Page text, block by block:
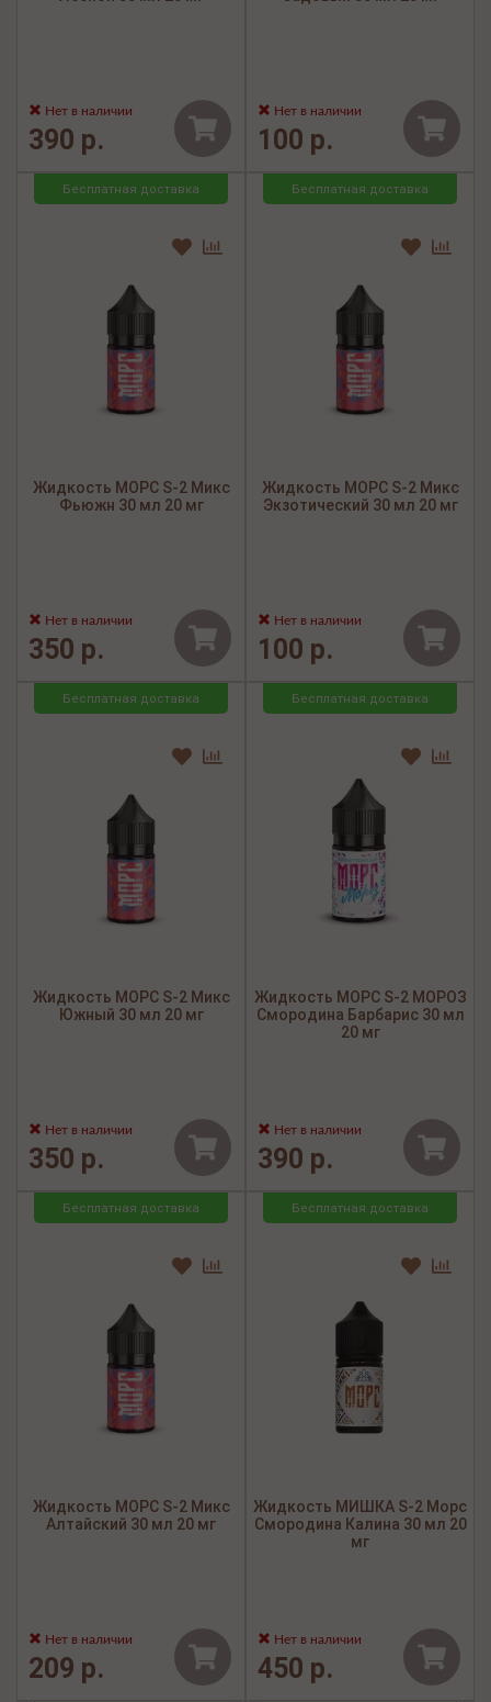
Нет в наличии
390 р.
Нет в наличии
100 р.
Бесплатная доставка
Жидкость МОРС S-2 Микс
Фьюжн 30 мл 20 мг
Нет в наличии
350 р.
Бесплатная доставка
Жидкость МОРС S-2 Микс
Экзотический 30 мл 20 мг
Нет в наличии
100 р.
Бесплатная доставка
Жидкость МОРС S-2 Микс
Южный 30 мл 20 мг
Нет в наличии
350 р.
Бесплатная доставка
Жидкость МОРС S-2 МОРОЗ
Смородина Барбарис 30 мл
20 мг
Нет в наличии
390 р.
Бесплатная доставка
Жидкость МОРС S-2 Микс
Алтайский 30 мл 20 мг
Нет в наличии
209 р.
Бесплатная доставка
Жидкость МИШКА S-2 Морс
Смородина Калина 30 мл 20
мг
Нет в наличии
450 р.